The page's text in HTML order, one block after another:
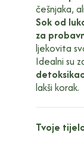
češnjaka, ali
Sok od
za
ljekovita
Idealni su
lakši korak.
Tvoje